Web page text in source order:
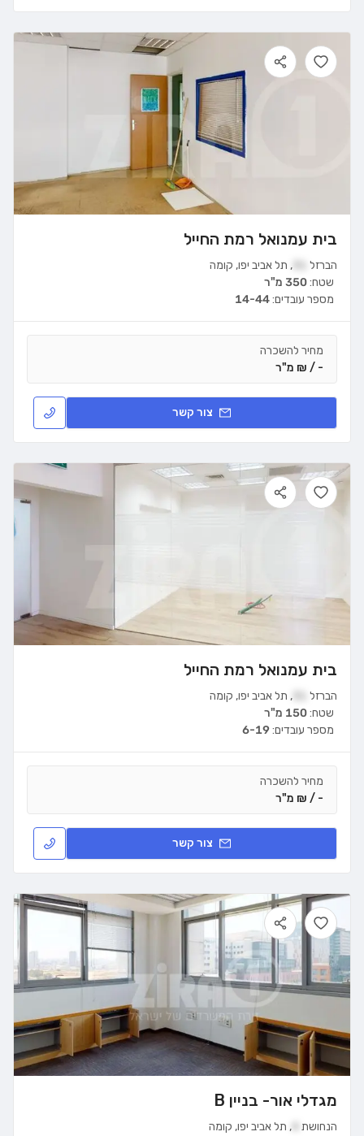
בית עמנואל רמת החייל
הברזל , תל אביב יפו, קומה
שטח:350 מ"ר
מספר עובדים:14-44
מחיר להשכרה
- / ₪ מ"ר
צור קשר
בית עמנואל רמת החייל
הברזל , תל אביב יפו, קומה
שטח:150 מ"ר
מספר עובדים:6-19
מחיר להשכרה
- / ₪ מ"ר
צור קשר
מגדלי אור- בניין B
הנחושת , תל אביב יפו, קומה